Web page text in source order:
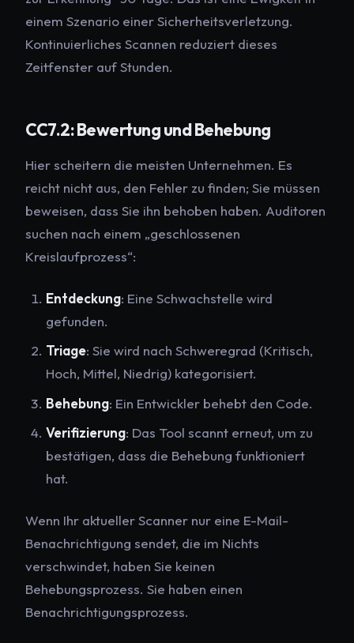
einem Szenario einer Sicherheitsverletzung.
Kontinuierliches Scannen reduziert dieses
Zeitfenster auf Stunden.
CC7.2: Bewertung und Behebung
Hier scheitern die meisten Unternehmen. Es
reicht nicht aus, den Fehler zu finden; Sie müssen
beweisen, dass Sie ihn behoben haben. Auditoren
suchen nach einem „geschlossenen
Kreislaufprozess“:
Entdeckung: Eine Schwachstelle wird
gefunden.
Triage: Sie wird nach Schweregrad (Kritisch,
Hoch, Mittel, Niedrig) kategorisiert.
Behebung: Ein Entwickler behebt den Code.
Verifizierung: Das Tool scannt erneut, um zu
bestätigen, dass die Behebung funktioniert
hat.
Wenn Ihr aktueller Scanner nur eine E-Mail-
Benachrichtigung sendet, die im Nichts
verschwindet, haben Sie keinen
Behebungsprozess. Sie haben einen
Benachrichtigungsprozess.